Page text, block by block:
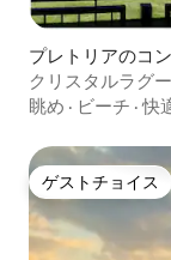
プレトリアのコ
クリスタルラグ
眺め · ビーチ ·快
ゲストチョイス
ゲストチョイス